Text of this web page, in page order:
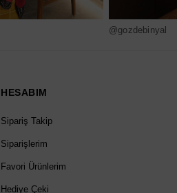
@gozdebinyal
HESABIM
Sipariş Takip
Siparişlerim
Favori Ürünlerim
Hediye Çeki